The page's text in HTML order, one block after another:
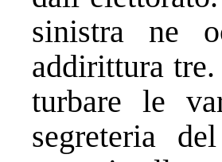
sinistra ne
addirittura
turbare le
segreteria